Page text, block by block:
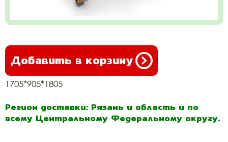
Добавить в корзину
1705*905*1805
Регион доставки: Рязань и область и по
всему Центральному Федеральному округу.